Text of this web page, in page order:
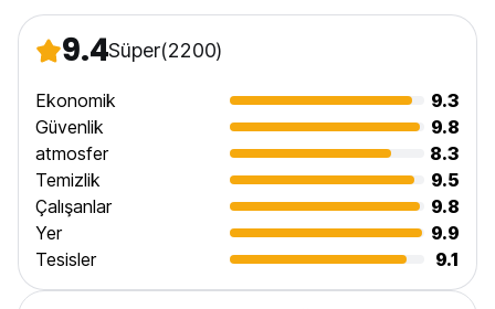
9.4Süper(2200)
Ekonomik
9.3
Güvenlik
9.8
atmosfer
8.3
Temizlik
9.5
Çalışanlar
9.8
Yer
9.9
Tesisler
9.1